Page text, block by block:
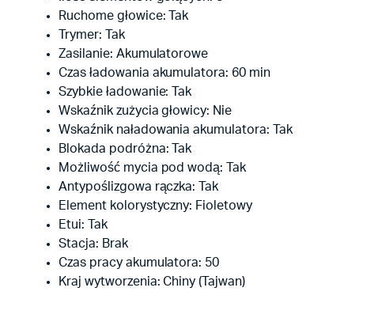
Ruchome głowice: Tak
Trymer: Tak
Zasilanie: Akumulatorowe
Czas ładowania akumulatora: 60 min
Szybkie ładowanie: Tak
Wskaźnik zużycia głowicy: Nie
Wskaźnik naładowania akumulatora: Tak
Blokada podróżna: Tak
Możliwość mycia pod wodą: Tak
Antypoślizgowa rączka: Tak
Element kolorystyczny: Fioletowy
Etui: Tak
Stacja: Brak
Czas pracy akumulatora: 50
Kraj wytworzenia: Chiny (Tajwan)